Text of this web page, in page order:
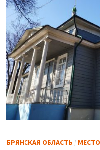
БРЯНСКАЯ ОБЛАСТЬ /